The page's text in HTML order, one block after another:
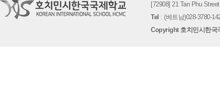
[72908] 21 Tan Phu
Tel : (베트남)028-3780-
Copyright 호치민시한국